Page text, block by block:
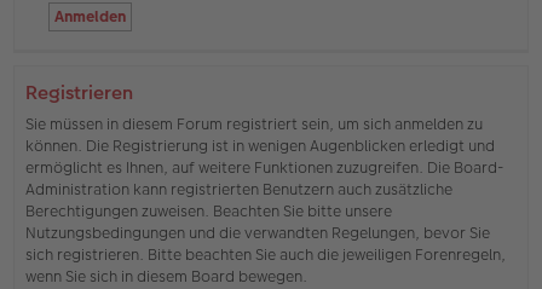
Registrieren
Sie müssen in diesem Forum registriert sein, um sich anmelden zu
können. Die Registrierung ist in wenigen Augenblicken erledigt und
ermöglicht es Ihnen, auf weitere Funktionen zuzugreifen. Die Board-
Administration kann registrierten Benutzern auch zusätzliche
Berechtigungen zuweisen. Beachten Sie bitte unsere
Nutzungsbedingungen und die verwandten Regelungen, bevor Sie
sich registrieren. Bitte beachten Sie auch die jeweiligen Forenregeln,
wenn Sie sich in diesem Board bewegen.